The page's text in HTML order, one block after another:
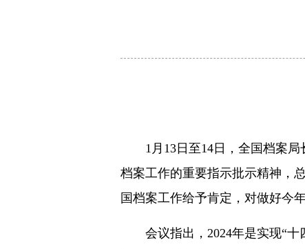
1月13日至14日，全国档案
档案工作的重要指示批示精神，
国档案工作给予肯定，对做好今
会议指出，2024年是实现“